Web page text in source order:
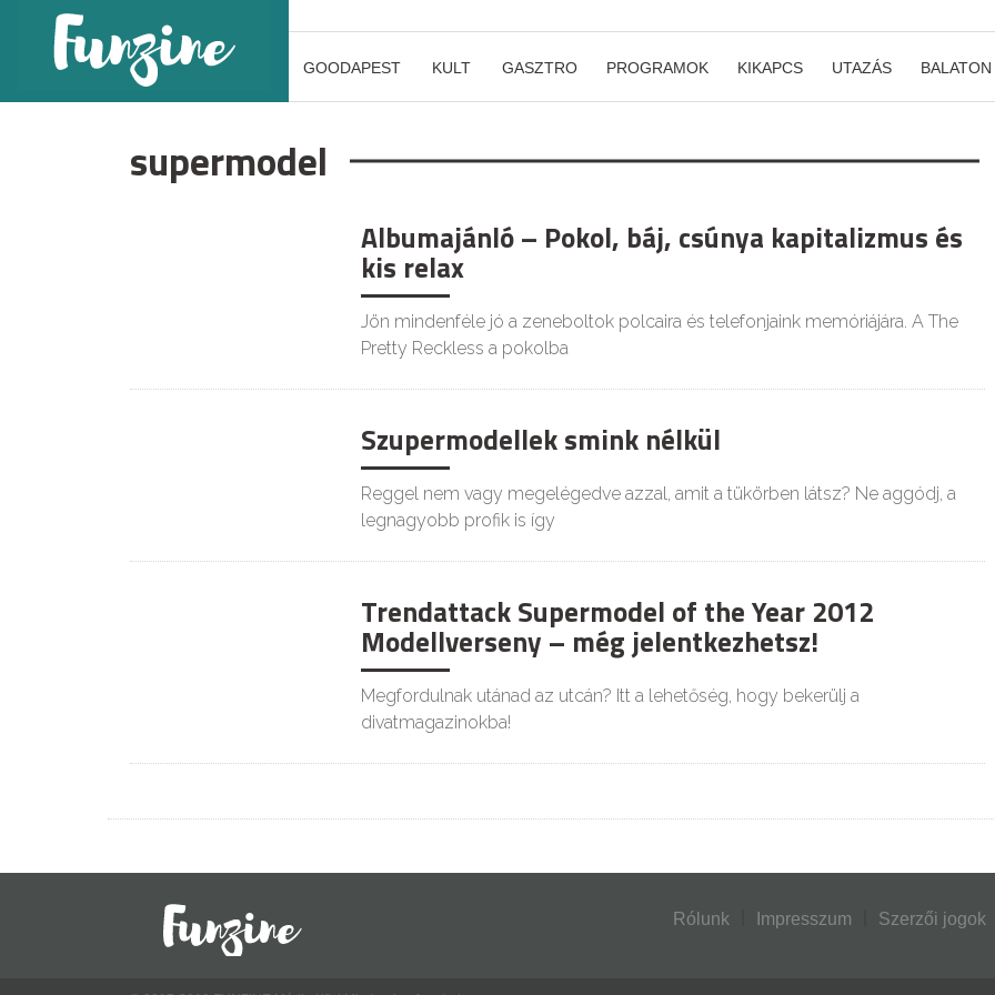
GOODAPEST KULT GASZTRO PROGRAMOK KIKAPCS UTAZÁS BALATON
supermodel
Albumajánló – Pokol, báj, csúnya kapitalizmus és
kis relax
Jön mindenféle jó a zeneboltok polcaira és telefonjaink memóriájára. A The
Pretty Reckless a pokolba
Szupermodellek smink nélkül
Reggel nem vagy megelégedve azzal, amit a tükörben látsz? Ne aggódj, a
legnagyobb profik is így
Trendattack Supermodel of the Year 2012
Modellverseny – még jelentkezhetsz!
Megfordulnak utánad az utcán? Itt a lehetőség, hogy bekerülj a
divatmagazinokba!
Rólunk Impresszum Szerzői jogok